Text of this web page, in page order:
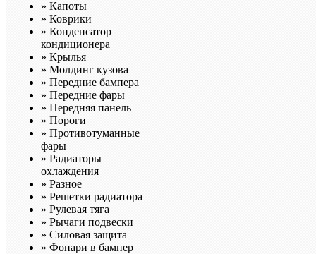
» Капоты
» Коврики
» Конденсатор
кондиционера
» Крылья
» Молдинг кузова
» Передние бампера
» Передние фары
» Передняя панель
» Пороги
» Противотуманные
фары
» Радиаторы
охлаждения
» Разное
» Решетки радиатора
» Рулевая тяга
» Рычаги подвески
» Силовая защита
» Фонари в бампер